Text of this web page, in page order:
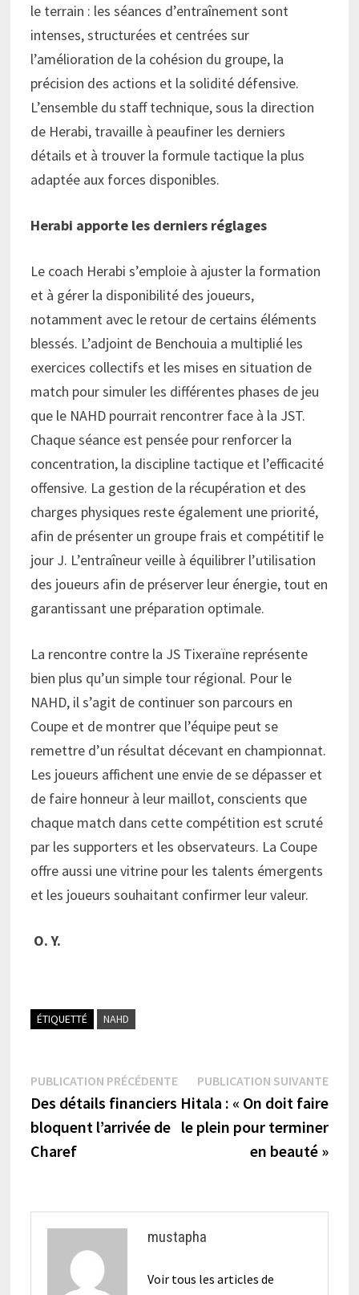
le terrain : les séances d’entraînement sont
intenses, structurées et centrées sur
l’amélioration de la cohésion du groupe, la
précision des actions et la solidité défensive.
L’ensemble du staff technique, sous la direction
de Herabi, travaille à peaufiner les derniers
détails et à trouver la formule tactique la plus
adaptée aux forces disponibles.
Herabi apporte les derniers réglages
Le coach Herabi s’emploie à ajuster la formation
et à gérer la disponibilité des joueurs,
notamment avec le retour de certains éléments
blessés. L’adjoint de Benchouia a multiplié les
exercices collectifs et les mises en situation de
match pour simuler les différentes phases de jeu
que le NAHD pourrait rencontrer face à la JST.
Chaque séance est pensée pour renforcer la
concentration, la discipline tactique et l’efficacité
offensive. La gestion de la récupération et des
charges physiques reste également une priorité,
afin de présenter un groupe frais et compétitif le
jour J. L’entraîneur veille à équilibrer l’utilisation
des joueurs afin de préserver leur énergie, tout en
garantissant une préparation optimale.
La rencontre contre la JS Tixeraïne représente
bien plus qu’un simple tour régional. Pour le
NAHD, il s’agit de continuer son parcours en
Coupe et de montrer que l’équipe peut se
remettre d’un résultat décevant en championnat.
Les joueurs affichent une envie de se dépasser et
de faire honneur à leur maillot, conscients que
chaque match dans cette compétition est scruté
par les supporters et les observateurs. La Coupe
offre aussi une vitrine pour les talents émergents
et les joueurs souhaitant confirmer leur valeur.
O. Y.
ÉTIQUETTÉ NAHD
Navigation
de
l’article
PUBLICATION PRÉCÉDENTEPublication
précédente :
Des détails financiers
bloquent l’arrivée de
Charef
PUBLICATION SUIVANTE
Hitala : « On doit faire
le plein pour terminer
en beauté »
mustapha
Voir tous les articles de